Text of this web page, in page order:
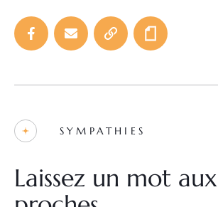
SYMPATHIES
Laissez un mot aux